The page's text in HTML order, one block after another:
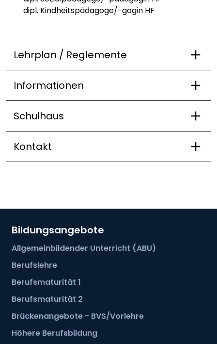
dipl. Kindheitspädagoge/-gogin HF
Lehrplan / Reglemente
Informationen
Schulhaus
Kontakt
Liselotte Gasser
Abteilungsleiterin Gesundheit und Soziales
Profil ansehen
Bildungsangebote
Allgemeinbildender Unterricht (ABU)
Berufslehre
Berufsmaturität 1
Berufsmaturität 2
Brückenangebote - BVS/Vorlehre
Höhere Berufsbildung